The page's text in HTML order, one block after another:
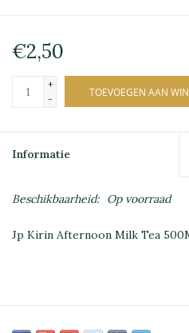
€2,50
+
-
TOEVOEGEN AAN
Informatie
Beschikbaarheid: Op voorraad
Jp Kirin Afternoon Milk Tea